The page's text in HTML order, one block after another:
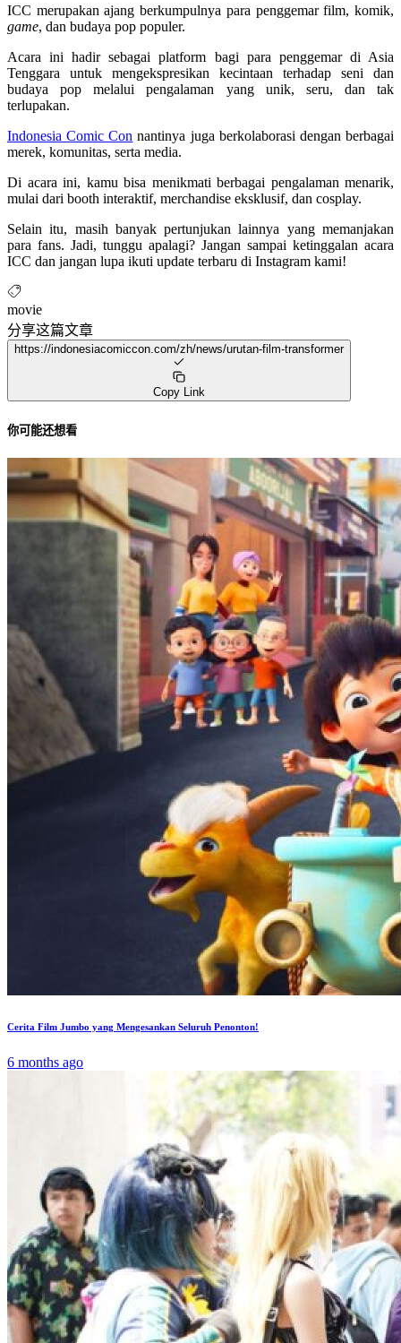
ICC merupakan ajang berkumpulnya para penggemar film, komik,
game, dan budaya pop populer.
Acara ini hadir sebagai platform bagi para penggemar di Asia
Tenggara untuk mengekspresikan kecintaan terhadap seni dan
budaya pop melalui pengalaman yang unik, seru, dan tak
terlupakan.
Indonesia Comic Con nantinya juga berkolaborasi dengan berbagai
merek, komunitas, serta media.
Di acara ini, kamu bisa menikmati berbagai pengalaman menarik,
mulai dari booth interaktif, merchandise eksklusif, dan cosplay.
Selain itu, masih banyak pertunjukan lainnya yang memanjakan
para fans. Jadi, tunggu apalagi? Jangan sampai ketinggalan acara
ICC dan jangan lupa ikuti update terbaru di Instagram kami!
movie
分享这篇文章
https://indonesiacomiccon.com/zh/news/urutan-film-transformer
Copy Link
你可能还想看
Cerita Film Jumbo yang Mengesankan Seluruh Penonton!
6 months ago